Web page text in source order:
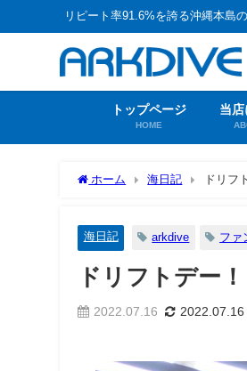
リピート率91.6%を誇る沖縄本島
トップページ
HOME
当店
ホーム 海日記 ドリフ
海日記 arkdive ファ
ドリフトデー！
2022.07.16 2022.07.16